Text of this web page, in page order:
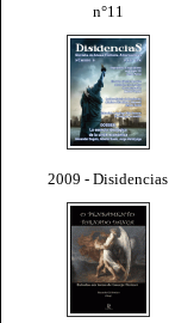
n°11
2009 - Disidencias